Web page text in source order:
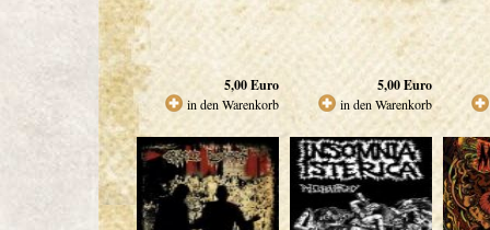
5,00Euro
in den Warenkorb
5,00Euro
in den Warenkorb